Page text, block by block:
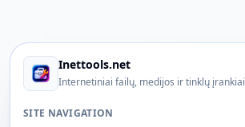
Inettools.net
Internetiniai failų, medijos ir tinklų įrankiai
SITE NAVIGATION